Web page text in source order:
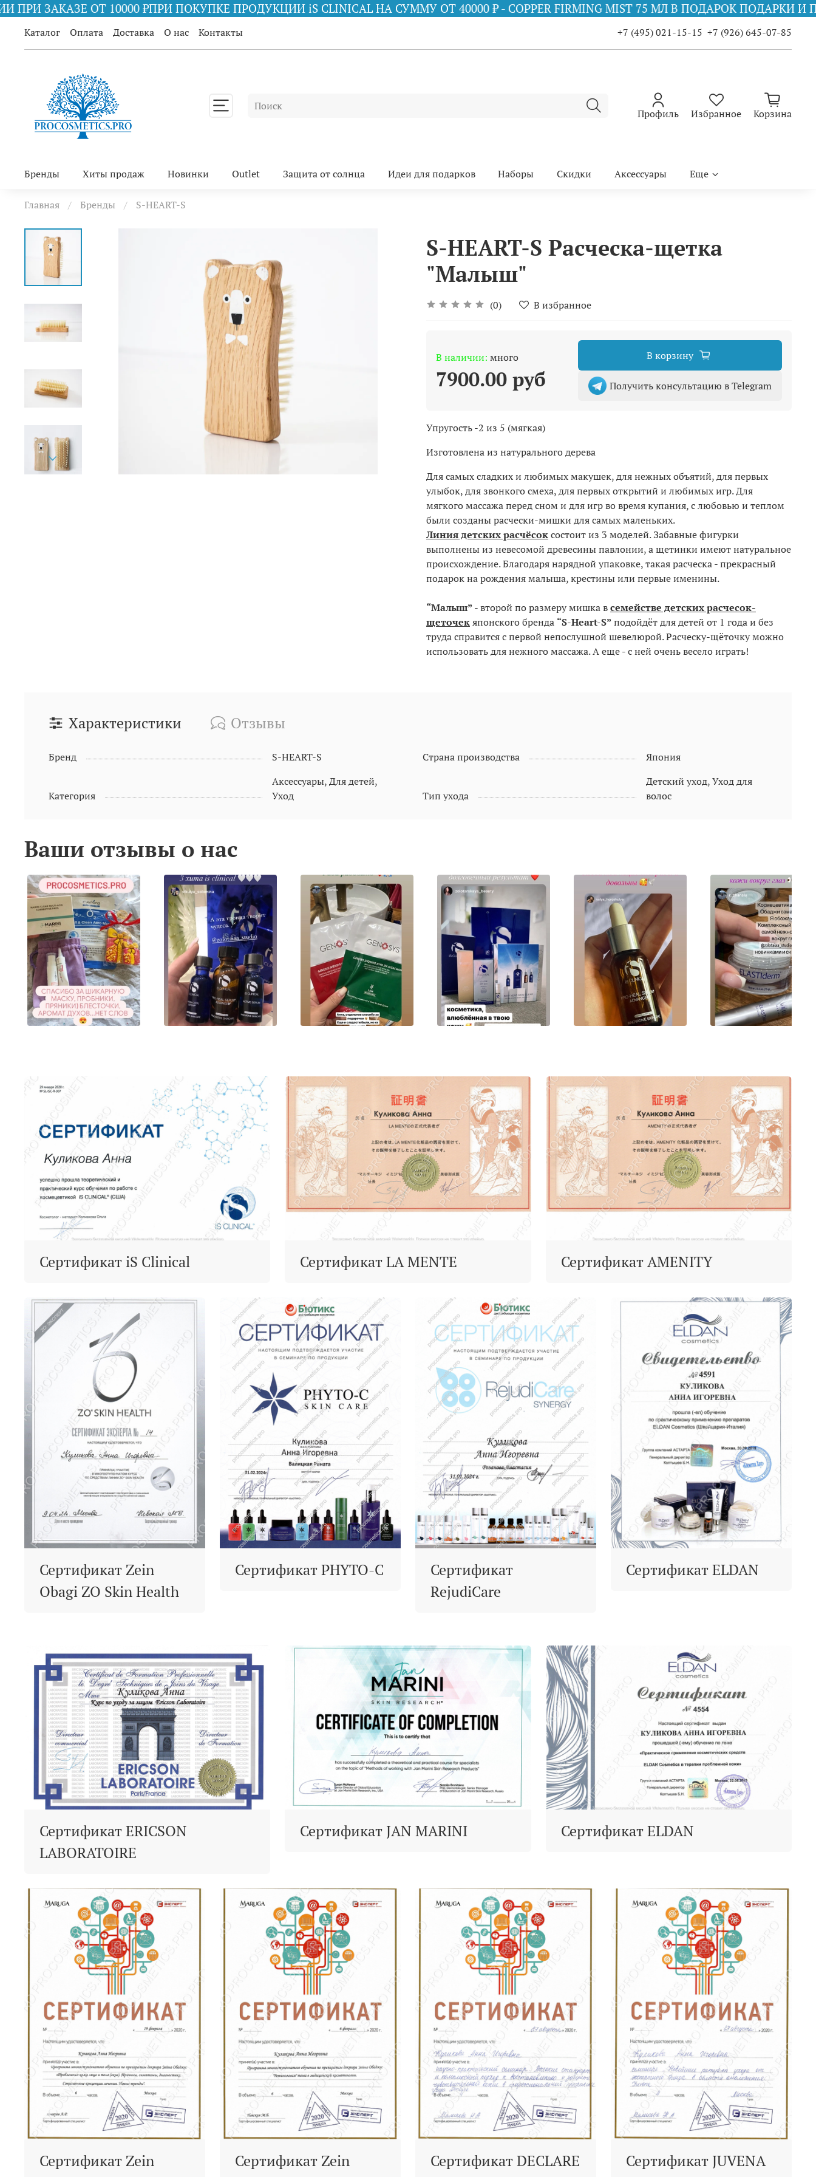
₽ПРИ ПОКУПКЕ ПРОДУКЦИИ iS CLINICAL НА СУММУ ОТ 40000 ₽ - COPPER FIRMING MIST 75 МЛ В ПОДАРОК ПОДАРКИ И ПРОБНИКИ КО
Каталог Оплата Доставка О нас Контакты +7 (495) 021-15-15 +7 (926) 645-07-85
Профиль Избранное Корзина
Бренды Хиты продаж Новинки Outlet Защита от солнца Идеи для подарков Наборы Скидки Аксессуары Еще
Главная Бренды S-HEART-S
S-HEART-S Расческа-щетка
"Малыш"
(0) В избранное
В наличии: много
7900.00 руб
В корзину
Получить консультацию в Telegram
Упругость -2 из 5 (мягкая)
Изготовлена из натурального дерева
Для самых сладких и любимых макушек, для нежных объятий, для первых
улыбок, для звонкого смеха, для первых открытий и любимых игр. Для
мягкого массажа перед сном и для игр во время купания, с любовью и теплом
были созданы расчески-мишки для самых маленьких.
Линия детских расчёсоксостоит из 3 моделей. Забавные фигурки
выполнены из невесомой древесины павлонии, а щетинки имеют натуральное
происхождение. Благодаря нарядной упаковке, такая расческа - прекрасный
подарок на рождения малыша, крестины или первые именины.
“Малыш” - второй по размеру мишка всемействе детских расчесок-
щеточекяпонского бренда “S-Heart-S” подойдёт для детей от 1 года и без
труда справится с первой непослушной шевелюрой. Расческу-щёточку можно
использовать для нежного массажа. А еще - с ней очень весело играть!
Характеристики Отзывы
Бренд S-HEART-S Страна производства Япония
Категория
Аксессуары, Для детей,
Уход
Тип ухода
Детский уход, Уход для
волос
Ваши отзывы о нас
Сертификат iS Clinical Сертификат LA MENTE Сертификат AMENITY
Сертификат Zein
Obagi ZO Skin Health
Сертификат PHYTO-C
Сертификат
RejudiCare
Сертификат ELDAN
Сертификат ERICSON
LABORATOIRE
Сертификат JAN MARINI Сертификат ELDAN
Сертификат Zein
Сертификат Zein
Сертификат DECLARE Сертификат JUVENA